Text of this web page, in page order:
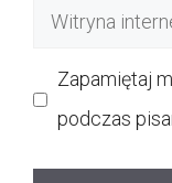
Witryna
Zapamiętaj
podczas